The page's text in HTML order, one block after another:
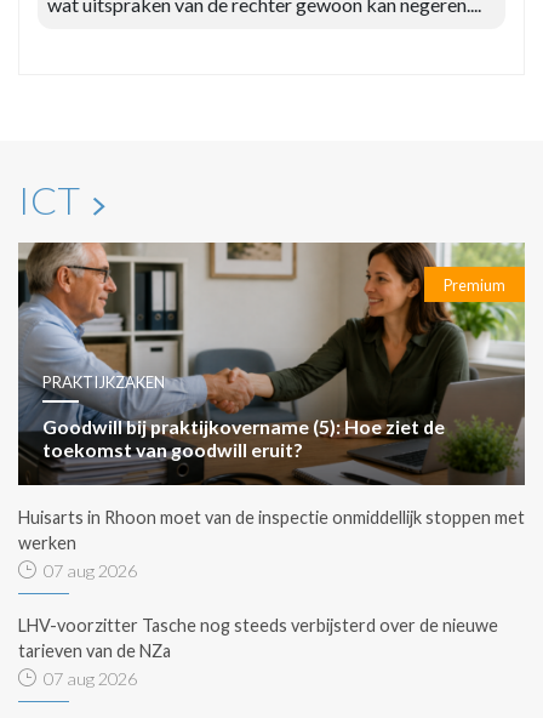
ICT
Premium
PRAKTIJKZAKEN
Goodwill bij praktijkovername (5): Hoe ziet de
toekomst van goodwill eruit?
Huisarts in Rhoon moet van de inspectie onmiddellijk stoppen met
werken
07 aug 2026
LHV-voorzitter Tasche nog steeds verbijsterd over de nieuwe
tarieven van de NZa
07 aug 2026